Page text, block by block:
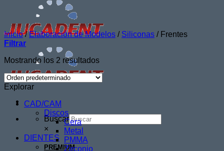
Buscar
×
DIENTES
PREMIUM
Inicio / Elaboración de Modelos / Siliconas /Frentes
Filtrar
Mostrando los 2 resultados
Explorar
CAD/CAM
Discos
Cera
Metal
PMMA
Zirconio